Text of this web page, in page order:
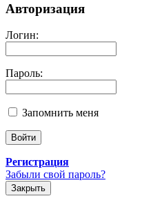
Авторизация
Логин:
Пароль:
Запомнить меня
Регистрация
Забыли свой пароль?
Закрыть